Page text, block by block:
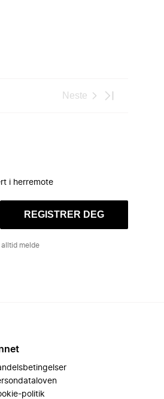
Neste
i herremote
REGISTRER DEG
alltid melde
politik